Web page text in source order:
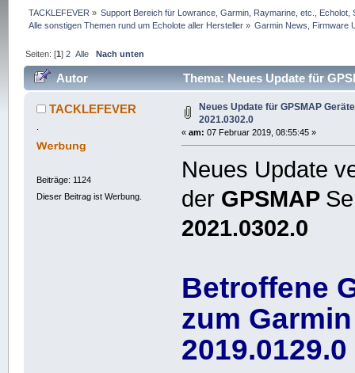
TACKLEFEVER » Support Bereich für Lowrance, Garmin, Raymarine, etc.,
Alle sonstigen Themen rund um Echolote aller Hersteller » Garmin News, Firmware
Seiten: [1]2 Alle Nach unten
Autor Thema: Neues Update für
TACKLEFEVER
Beiträge: 1124
Dieser Beitrag ist Werbung.
Neues Update für GPSMAP
2021.0302.0
«am: 07 Februar 2019, 08:55:45 »
Neues Update
der GPSMAP
2021.0302.0
Betroffene
zum